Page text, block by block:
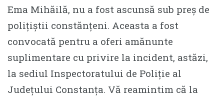
Ema Mihăilă, nu a fost ascunsă sub preș de
polițiștii constănțeni. Aceasta a fost
convocată pentru a oferi amănunte
suplimentare cu privire la incident, astăzi,
la sediul Inspectoratului de Poliție al
Județului Constanța. Vă reamintim că la